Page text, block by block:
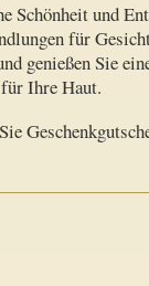
Schönheit und
für
genießen Sie
Ihre Haut.